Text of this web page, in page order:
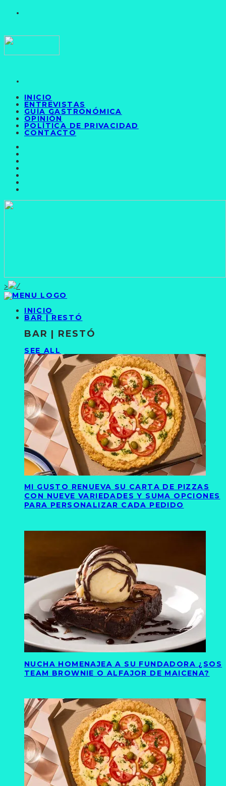
INICIO
ENTREVISTAS
GUÍA GASTRONÓMICA
OPINIÓN
POLÍTICA DE PRIVACIDAD
CONTACTO
>
INICIO
BAR | RESTÓ
BAR | RESTÓ
SEE ALL
MI GUSTO RENUEVA SU CARTA DE PIZZAS
CON NUEVE VARIEDADES Y SUMA OPCIONES
PARA PERSONALIZAR CADA PEDIDO
NUCHA HOMENAJEA A SU FUNDADORA ¿SOS
TEAM BROWNIE O ALFAJOR DE MAICENA?